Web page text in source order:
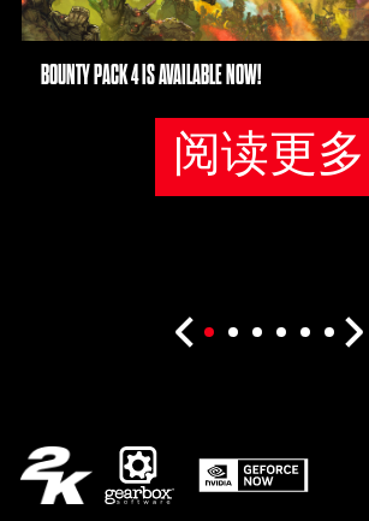
BOUNTY PACK 4 IS AVAILABLE NOW!
阅读更多